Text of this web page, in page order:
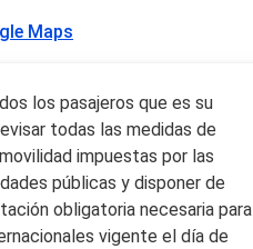
Maps
los pasajeros que es su
todas las medidas de
impuestas por las
públicas y disponer de
obligatoria necesaria para
vigente el día de